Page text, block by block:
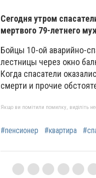
Сегодня утром
мертвого 79-летнего
Бойцы 10-ой аварийно-
лестницы через окно
Когда спасатели
смерти и прочие
Якщо ви помітили помилку, виділіть
#пенсионер #квартира